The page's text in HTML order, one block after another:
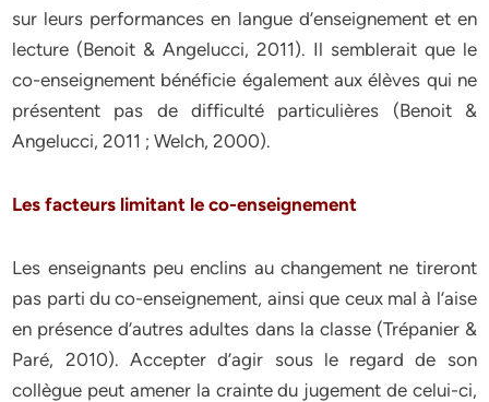
sur leurs performances en langue d’enseignement et en
lecture (Benoit & Angelucci, 2011). Il semblerait que le
co-enseignement bénéficie également aux élèves qui ne
présentent pas de difficulté particulières (Benoit &
Angelucci, 2011 ; Welch, 2000).
Les facteurs limitant le co-enseignement
Les enseignants peu enclins au changement ne tireront
pas parti du co-enseignement, ainsi que ceux mal à l’aise
en présence d’autres adultes dans la classe (Trépanier &
Paré, 2010). Accepter d’agir sous le regard de son
collègue peut amener la crainte du jugement de celui-ci,